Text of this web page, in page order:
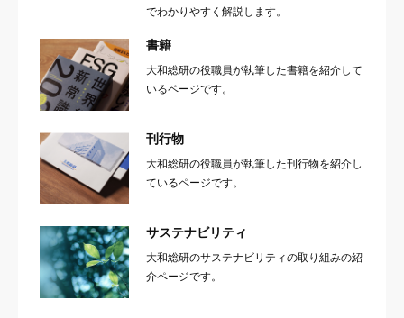
でわかりやすく解説します。
書籍
大和総研の役職員が執筆した書籍を紹介して
いるページです。
刊行物
大和総研の役職員が執筆した刊行物を紹介し
ているページです。
サステナビリティ
大和総研のサステナビリティの取り組みの紹
介ページです。